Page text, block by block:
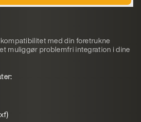
med din foretrukne
muliggør problemfri integration i dine